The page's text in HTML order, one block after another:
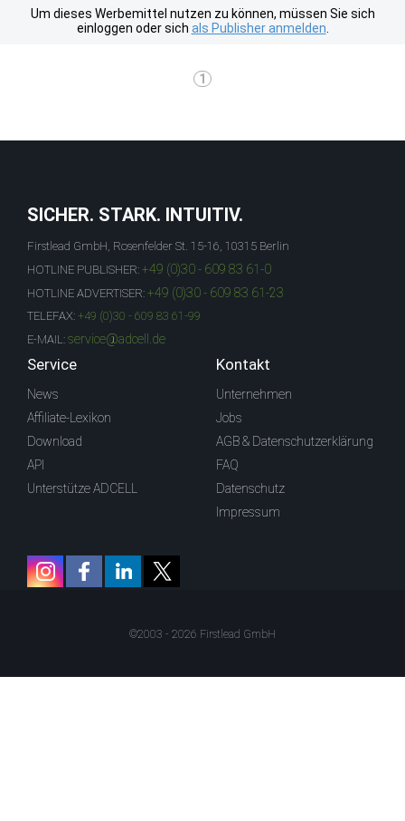
Um dieses Werbemittel nutzen zu können, müssen Sie sich
einloggen oder sich als Publisher anmelden
1
SICHER. STARK. INTUITIV.
Firstlead GmbH, Rosenfelder St. 15-16, 10315 Berlin
HOTLINE PUBLISHER: +49 (0)30 - 609 83 61-0
HOTLINE ADVERTISER: +49 (0)30 - 609 83 61-23
TELEFAX: +49 (0)30 - 609 83 61-99
E-MAIL: service@adcell.de
Service
News
Affiliate-Lexikon
Download
API
Unterstütze ADCELL
Kontakt
Unternehmen
Jobs
AGB & Datenschutzerklärung
FAQ
Datenschutz
Impressum
©2003 - 2026 Firstlead GmbH